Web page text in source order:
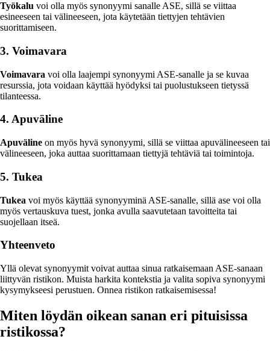
Työkalu voi olla myös synonyymi sanalle ASE, sillä se viittaa
esineeseen tai välineeseen, jota käytetään tiettyjen tehtävien
suorittamiseen.
3. Voimavara
Voimavara voi olla laajempi synonyymi ASE-sanalle ja se kuvaa
resurssia, jota voidaan käyttää hyödyksi tai puolustukseen tietyssä
tilanteessa.
4. Apuväline
Apuväline on myös hyvä synonyymi, sillä se viittaa apuvälineeseen tai
välineeseen, joka auttaa suorittamaan tiettyjä tehtäviä tai toimintoja.
5. Tukea
Tukea voi myös käyttää synonyyminä ASE-sanalle, sillä ase voi olla
myös vertauskuva tuest, jonka avulla saavutetaan tavoitteita tai
suojellaan itseä.
Yhteenveto
Yllä olevat synonyymit voivat auttaa sinua ratkaisemaan ASE-sanaan
liittyvän ristikon. Muista harkita kontekstia ja valita sopiva synonyymi
kysymykseesi perustuen. Onnea ristikon ratkaisemisessa!
Miten löydän oikean sanan eri pituisissa
ristikossa?